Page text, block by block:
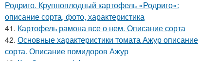
Родриго. Крупноплодный картофель «Родриго»:
описание сорта, фото, характеристика
41. Картофель рамона все о нем. Описание сорта
42. Основные характеристики томата Ажур описание
сорта. Описание помидоров Ажур